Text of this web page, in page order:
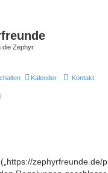
die Zephyr
Kalender Kontakt
zephyrfreunde.de/